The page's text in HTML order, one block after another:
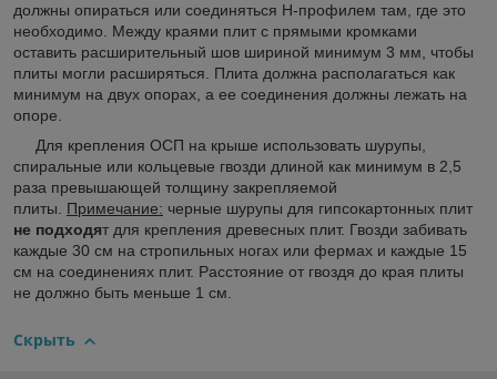
должны опираться или соединяться H-профилем там, где это
необходимо. Между краями плит с прямыми кромками
оставить расширительный шов шириной минимум 3 мм, чтобы
плиты могли расширяться. Плита должна располагаться как
минимум на двух опорах, а ее соединения должны лежать на
опоре.
Для крепления ОСП на крыше использовать шурупы,
спиральные или кольцевые гвозди длиной как минимум в 2,5
раза превышающей толщину закрепляемой
плиты. Примечание: черные шурупы для гипсокартонных плит
не подходят для крепления древесных плит. Гвозди забивать
каждые 30 см на стропильных ногах или фермах и каждые 15
см на соединениях плит. Расстояние от гвоздя до края плиты
не должно быть меньше 1 см.
Скрыть